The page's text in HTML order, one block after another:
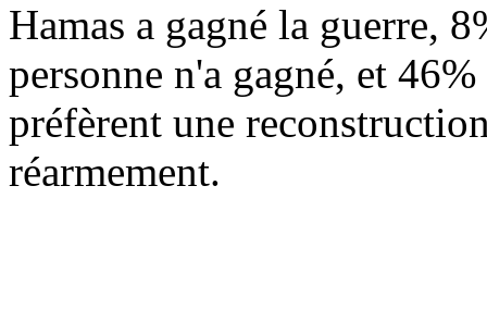
Hamas a gagné la guerre,
personne n'a gagné, et
préfèrent une
réarmement.